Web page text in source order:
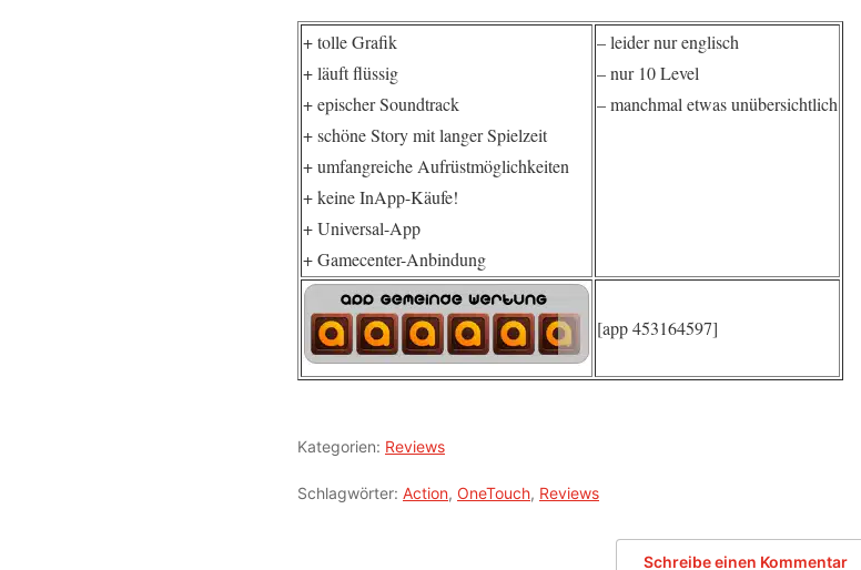
+ tolle Grafik
+ läuft flüssig
+ epischer Soundtrack
+ schöne Story mit langer Spielzeit
+ umfangreiche Aufrüstmöglichkeiten
+ keine InApp-Käufe!
+ Universal-App
+ Gamecenter-Anbindung
– leider nur englisch
– nur 10 Level
– manchmal etwas unübersichtlich
[app 453164597]
Kategorien: Reviews
Schlagwörter: Action, OneTouch, Reviews
Schreibe einen Kommentar